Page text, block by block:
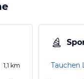
1,1 km Tauchen